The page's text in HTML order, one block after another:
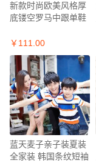
新款时尚欧美风格厚
底镂空罗马中跟单鞋
￥111.00
蓝天麦子亲子装夏装
全家装 韩国条纹短袖